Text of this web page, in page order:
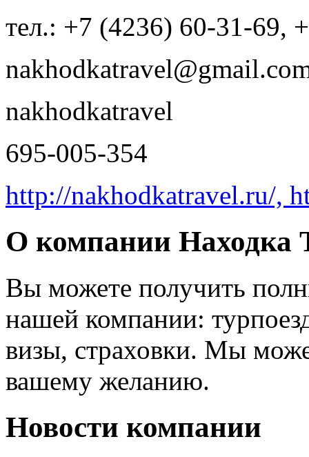
тел.: +7 (4236) 60-31-69,
nakhodkatravel
695-005-354
http://nakhodkatravel.ru/,
О компании Находка
Вы можете получить
нашей компании:
визы, страховки. Мы
вашему желанию.
Новости компании